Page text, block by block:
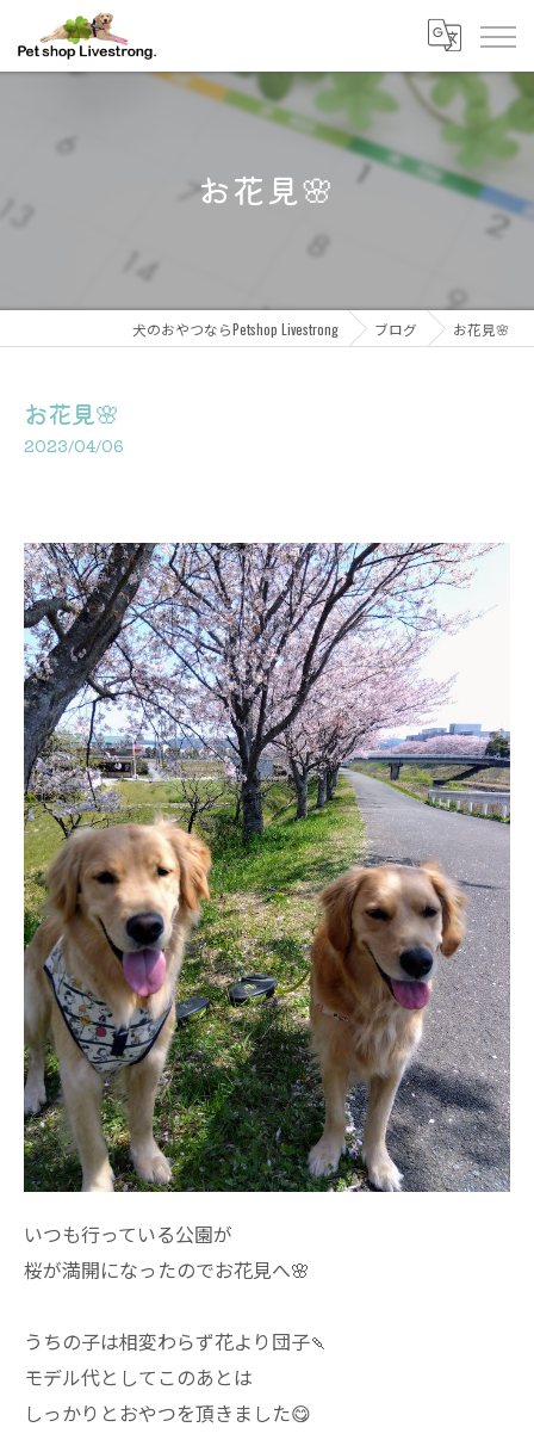
お花見🌸
犬のおやつならPetshop Livestrong ブログ お花見🌸
お花見🌸
2023/04/06
いつも行っている公園が
桜が満開になったのでお花見へ🌸
うちの子は相変わらず花より団子🍡
モデル代としてこのあとは
しっかりとおやつを頂きました😋